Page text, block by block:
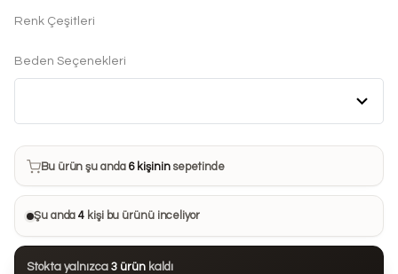
Renk Çeşitleri
Beden Seçenekleri
Bu ürün son 7 günde7 kezsatın alındı
Bu ürün şu anda 6 kişininsepetinde
Bu ürünü 12 kişi favorilerine ekledi
Bu ürün son 24 saatte99 kezgörüntülendi
Şu anda4 kişi bu ürünü inceliyor
Stokta yalnızca 3 ürün kaldı